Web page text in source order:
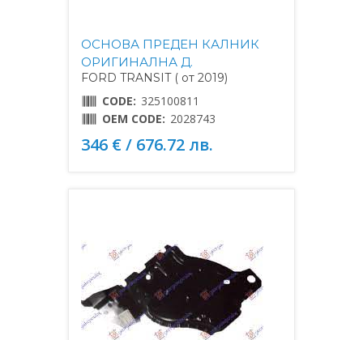
ОСНОВА ПРЕДЕН КАЛНИК
ОРИГИНАЛНА Д.
FORD TRANSIT ( от 2019)
CODE: 325100811
OEM CODE: 2028743
346 € / 676.72 лв.